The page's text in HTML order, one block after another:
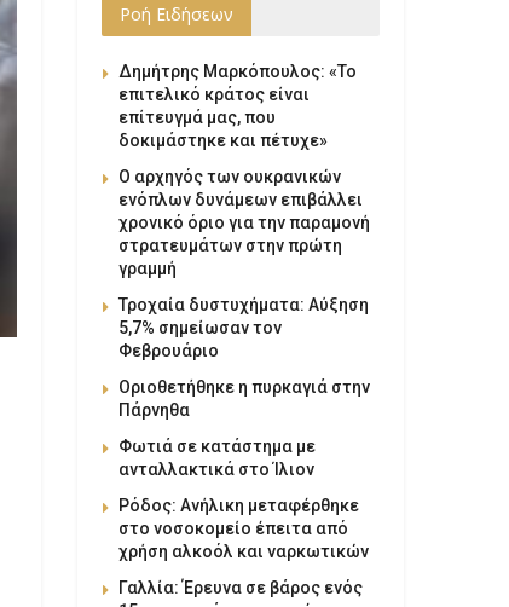
Ροή Ειδήσεων
Δημήτρης Μαρκόπουλος: «Το
επιτελικό κράτος είναι
επίτευγμά μας, που
δοκιμάστηκε και πέτυχε»
Ο αρχηγός των ουκρανικών
ενόπλων δυνάμεων επιβάλλει
χρονικό όριο για την παραμονή
στρατευμάτων στην πρώτη
γραμμή
Τροχαία δυστυχήματα: Αύξηση
5,7% σημείωσαν τον
Φεβρουάριο
Οριοθετήθηκε η πυρκαγιά στην
Πάρνηθα
Φωτιά σε κατάστημα με
ανταλλακτικά στο Ίλιον
Ρόδος: Ανήλικη μεταφέρθηκε
στο νοσοκομείο έπειτα από
χρήση αλκοόλ και ναρκωτικών
Γαλλία: Έρευνα σε βάρος ενός